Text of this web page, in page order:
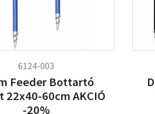
6124-003
Feeder Bottartó
22x40-60cm AKCIÓ
-20%